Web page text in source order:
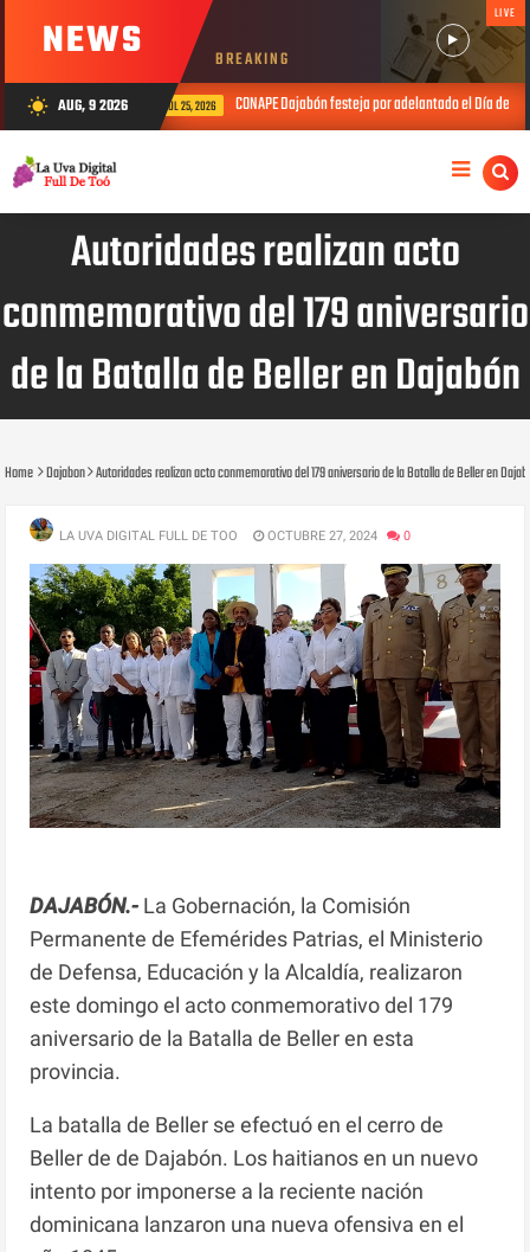
NEWS BREAKING
LIVE
wb_sunny AUG, 9 2026
JUL 25, 2026 CONAPE Dajabón festeja por adelantado el Día del Padre con sus
Autoridades realizan acto
conmemorativo del 179 aniversario
de la Batalla de Beller en Dajabón
Home Dajabon Autoridades realizan acto conmemorativo del 179 aniversario de la Batalla de Beller en
LA UVA DIGITAL FULL DE TOO OCTUBRE 27, 2024 0
DAJABÓN.- La Gobernación, la Comisión
Permanente de Efemérides Patrias, el Ministerio
de Defensa, Educación y la Alcaldía, realizaron
este domingo el acto conmemorativo del 179
aniversario de la Batalla de Beller en esta
provincia.
La batalla de Beller se efectuó en el cerro de
Beller de de Dajabón. Los haitianos en un nuevo
intento por imponerse a la reciente nación
dominicana lanzaron una nueva ofensiva en el